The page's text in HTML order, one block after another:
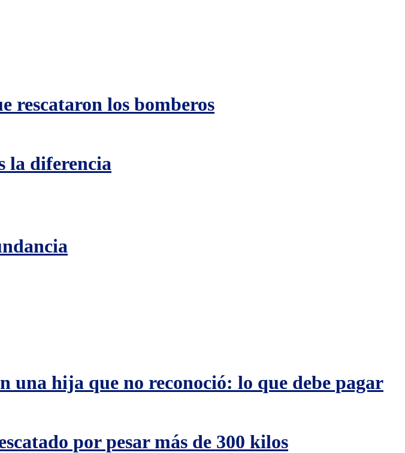
rescataron los bomberos
la diferencia
hija que no reconoció: lo que debe pagar
por pesar más de 300 kilos